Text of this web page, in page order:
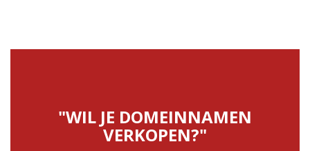
"WIL JE DOMEINNAMEN
VERKOPEN?"